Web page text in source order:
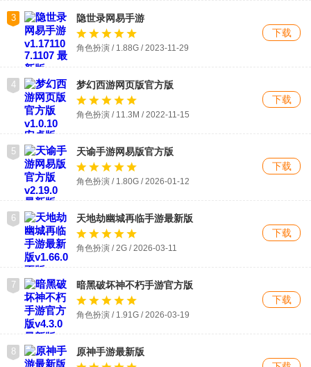
3 隐世录网易手游
角色扮演 / 1.88G / 2023-11-29
下载
4 梦幻西游网页版官方版
角色扮演 / 11.3M / 2022-11-15
下载
5 天谕手游网易版官方版
角色扮演 / 1.80G / 2026-01-12
下载
6 天地劫幽城再临手游最新版
角色扮演 / 2G / 2026-03-11
下载
7 暗黑破坏神不朽手游官方版
角色扮演 / 1.91G / 2026-03-19
下载
8
原神手游最新版